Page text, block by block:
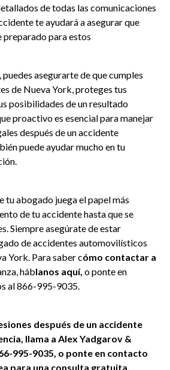
de todas las comunicaciones
te ayudará a asegurar que
para estos
asegurarte de que cumples
de Nueva York, proteges tus
posibilidades de un resultado
proactivo es esencial para manejar
después de un accidente
puede ayudar mucho en tu
tu abogado juega el papel más
de tu accidente hasta que se
Siempre asegúrate de estar
de accidentes automovilísticos
York. Para saber cómo contactar a
háblanos aquí, o ponte en
al 866-995-9035.
después de un accidente
llama a Alex Yadgarov &
995-9035, o ponte en contacto
para una consulta gratuita.